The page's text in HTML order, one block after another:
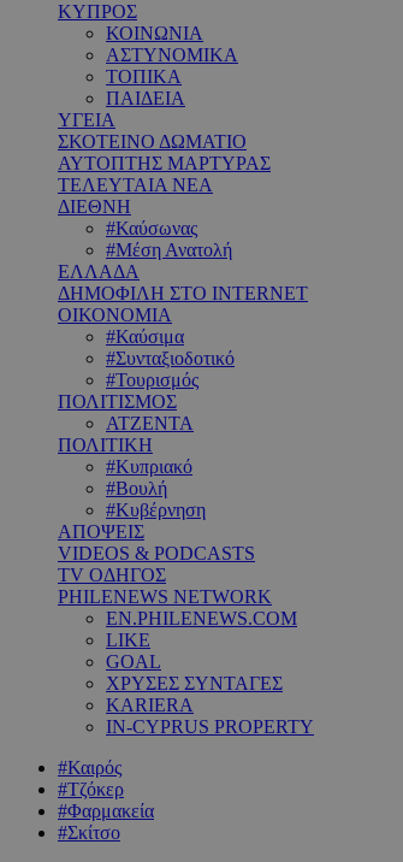
ΚΥΠΡΟΣ
ΚΟΙΝΩΝΙΑ
ΑΣΤΥΝΟΜΙΚΑ
ΤΟΠΙΚΑ
ΠΑΙΔΕΙΑ
ΥΓΕΙΑ
ΣΚΟΤΕΙΝΟ ΔΩΜΑΤΙΟ
ΑΥΤΟΠΤΗΣ ΜΑΡΤΥΡΑΣ
ΤΕΛΕΥΤΑΙΑ ΝΕΑ
ΔΙΕΘΝΗ
#Καύσωνας
#Μέση Ανατολή
ΕΛΛΑΔΑ
ΔΗΜΟΦΙΛΗ ΣΤΟ INTERNET
ΟΙΚΟΝΟΜΙΑ
#Καύσιμα
#Συνταξιοδοτικό
#Τουρισμός
ΠΟΛΙΤΙΣΜΟΣ
ΑΤΖΕΝΤΑ
ΠΟΛΙΤΙΚΗ
#Κυπριακό
#Βουλή
#Κυβέρνηση
ΑΠΟΨΕΙΣ
VIDEOS & PODCASTS
TV ΟΔΗΓΟΣ
PHILENEWS NETWORK
EN.PHILENEWS.COM
LIKE
GOAL
ΧΡΥΣΕΣ ΣΥΝΤΑΓΕΣ
KARIERA
IN-CYPRUS PROPERTY
#Καιρός
#Τζόκερ
#Φαρμακεία
#Σκίτσο